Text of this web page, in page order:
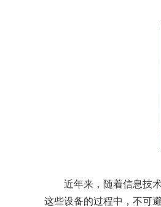
近年来，随着信息技
这些设备的过程中，不可